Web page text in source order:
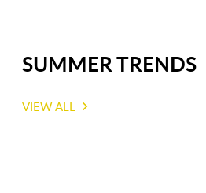
SUMMER TRENDS
VIEW ALL